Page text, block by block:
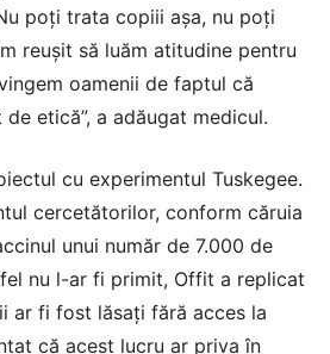
poți trata copiii așa, nu poți
reușit să luăm atitudine pentru
oamenii de faptul că
etică”, a adăugat medicul.
cu experimentul Tuskegee.
cercetătorilor, conform căruia
unui număr de 7.000 de
nu l-ar fi primit, Offit a replicat
ar fi fost lăsați fără acces la
că acest lucru ar priva în